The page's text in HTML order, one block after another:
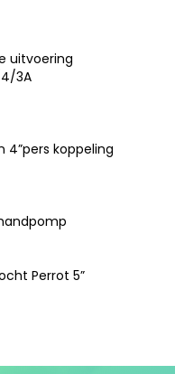
uitvoering
3A
koppeling
Perrot 5”